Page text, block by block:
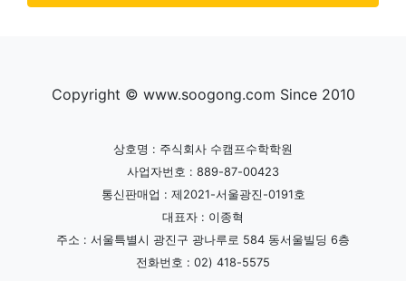
Copyright © www.soogong.com Since 2010
상호명 : 주식회사 수캠프수학학원
사업자번호 : 889-87-00423
통신판매업 : 제2021-서울광진-0191호
대표자 : 이종혁
주소 : 서울특별시 광진구 광나루로 584 동서울빌딩 6층
전화번호 : 02) 418-5575